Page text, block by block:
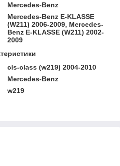
Mercedes-Benz
Mercedes-Benz E-KLASSE
(W211) 2006-2009, Mercedes-
Benz E-KLASSE (W211) 2002-
2009
cls-class (w219) 2004-2010
Mercedes-Benz
w219